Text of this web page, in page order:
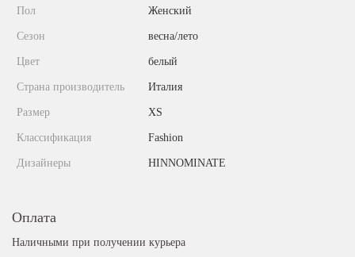
Пол Женский
Сезон весна/лето
Цвет белый
Страна производитель Италия
Размер XS
Классификация Fashion
Дизайнеры HINNOMINATE
Оплата
Наличными при получении курьера